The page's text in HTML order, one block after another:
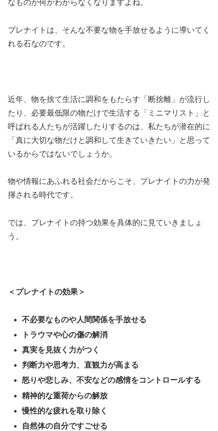
なものが何かわからなくなりますよね。
プレナイトは、そんな不要な物を手放せるように導いてく
れる石なのです。
近年、物を捨て生活に調和をもたらす「断捨離」が流行し
たり、必要最低限の物だけで生活する「ミニマリスト」と
呼ばれる人たちが活躍したりするのは、私たちが潜在的に
「真に大切な物だけと調和して生きていきたい」と思って
いるからではないでしょうか。
物や情報にあふれる社会だからこそ、プレナイトの力が発
揮される時代です。
では、プレナイトの持つ効果を具体的に見ていきましょ
う。
＜プレナイトの効果＞
不必要なものや人間関係を手放せる
トラウマや心の傷の解消
真実を見抜く力がつく
判断力や思考力、直観力が高まる
怒りや悲しみ、不安などの感情をコントロールする
精神的な重荷からの解放
慢性的な疲れを取り除く
自然体の自分ですごせる